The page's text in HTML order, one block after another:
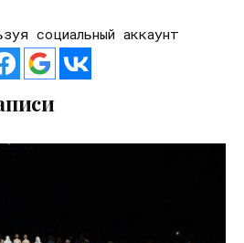
социальный аккаунт